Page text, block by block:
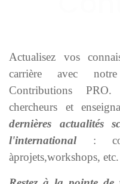
Actualisez vos
carrière avec
Contributions
chercheurs et
dernières actualités
l'international:
àprojets,workshops, etc.